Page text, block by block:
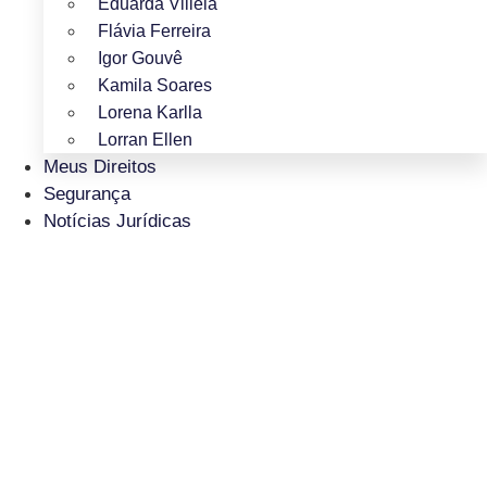
Eduarda Villela
Flávia Ferreira
Igor Gouvê
Kamila Soares
Lorena Karlla
Lorran Ellen
Meus Direitos
Segurança
Notícias Jurídicas